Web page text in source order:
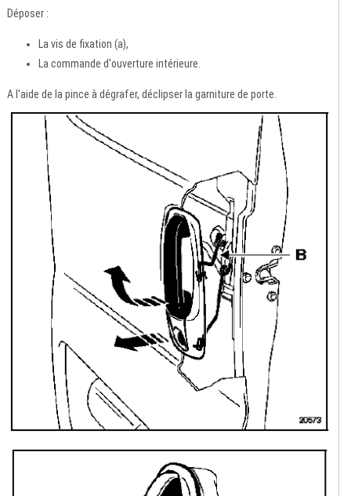
Déposer :
La vis de fixation (a),
La commande d'ouverture intérieure.
A l'aide de la pince à dégrafer, déclipser la garniture de porte.